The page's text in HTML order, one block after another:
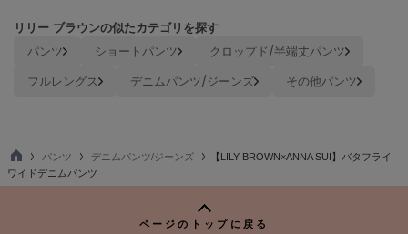
ナイキ
ナウンス
リリー ブラウンの似たカテゴリを探す
パンツ ショートパンツ
クロップド/半端丈パンツ
フルレングス
デニムパンツ/ジーンズ その他パンツ
TO
P
パンツ デニムパンツ/ジーンズ
【LILY BROWN×ANNA SUI】バタフライ
ワイドデニムパンツ
ページのトップに戻る